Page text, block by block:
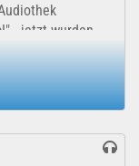
- jetzt wurden
die...